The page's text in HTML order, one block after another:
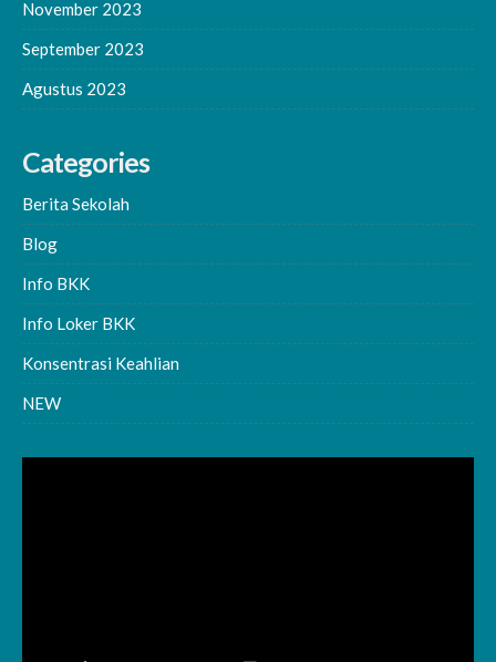
November 2023
September 2023
Agustus 2023
Categories
Berita Sekolah
Blog
Info BKK
Info Loker BKK
Konsentrasi Keahlian
NEW